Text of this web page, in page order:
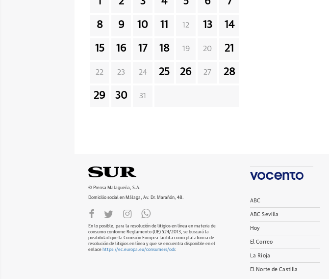
8 9 10 11 12 13 14
15 16 17 18 19 20 21
22 23 24 25 26 27 28
29 30 31
© Prensa Malagueña, S.A.
Domicilio social en Málaga, Av. Dr. Marañón, 48.
En lo posible, para la resolución de litigios en línea en materia de
consumo conforme Reglamento (UE) 524/2013, se buscará la
posibilidad que la Comisión Europea facilita como plataforma de
resolución de litigios en línea y que se encuentra disponible en el
enlace https://ec.europa.eu/consumers/odr.
ABC
ABC Sevilla
Hoy
El Correo
La Rioja
El Norte de Castilla